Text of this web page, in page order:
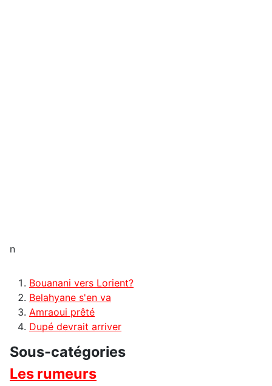
n
Bouanani vers Lorient?
Belahyane s'en va
Amraoui prêté
Dupé devrait arriver
Sous-catégories
Les rumeurs